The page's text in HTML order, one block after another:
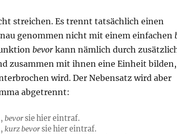
streichen. Es trennt tatsächlich einen
genommen nicht mit einem einfachen
bevorkann nämlich durch
zusammen mit ihnen eine Einheit
wird. Der Nebensatz wird aber
abgetrennt:
bevorsie hier eintraf.
kurzbevorsie hier eintraf.